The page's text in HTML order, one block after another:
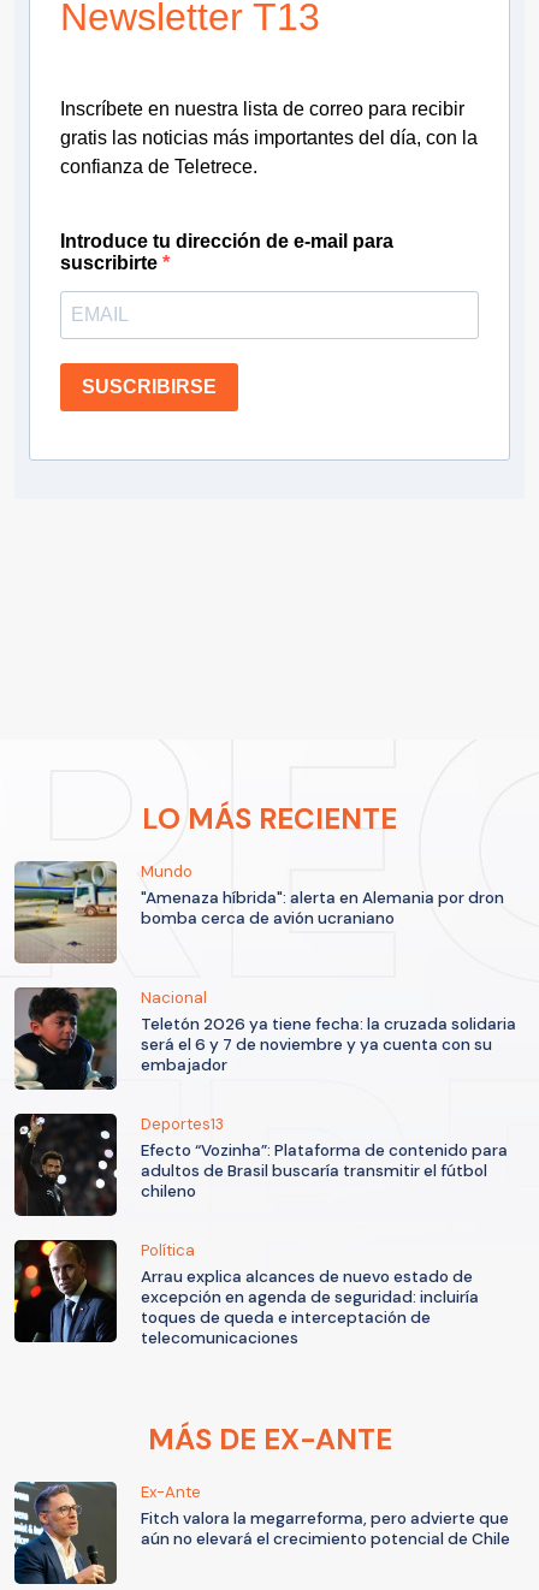
Newsletter T13
Inscríbete en nuestra lista de correo para recibir
gratis las noticias más importantes del día, con la
confianza de Teletrece.
Introduce tu dirección de e-mail para
suscribirte
SUSCRIBIRSE
LO MÁS RECIENTE
Mundo
"Amenaza híbrida": alerta en Alemania por dron
bomba cerca de avión ucraniano
Nacional
Teletón 2026 ya tiene fecha: la cruzada solidaria
será el 6 y 7 de noviembre y ya cuenta con su
embajador
Deportes13
Efecto “Vozinha”: Plataforma de contenido para
adultos de Brasil buscaría transmitir el fútbol
chileno
Política
Arrau explica alcances de nuevo estado de
excepción en agenda de seguridad: incluiría
toques de queda e interceptación de
telecomunicaciones
MÁS DE EX-ANTE
Ex-Ante
Fitch valora la megarreforma, pero advierte que
aún no elevará el crecimiento potencial de Chile